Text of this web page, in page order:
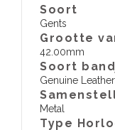
Soort
Gents
Grootte
42.00mm
Soort
Genuine Leather
Metal
Type